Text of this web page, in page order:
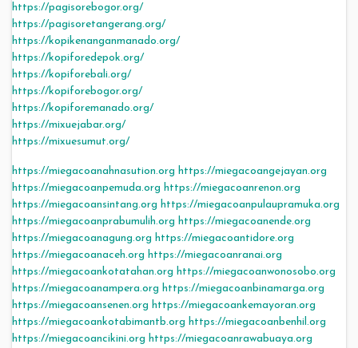
https://pagisorebogor.org/
https://pagisoretangerang.org/
https://kopikenanganmanado.org/
https://kopiforedepok.org/
https://kopiforebali.org/
https://kopiforebogor.org/
https://kopiforemanado.org/
https://mixuejabar.org/
https://mixuesumut.org/
https://miegacoanahnasution.org https://miegacoangejayan.org
https://miegacoanpemuda.org https://miegacoanrenon.org
https://miegacoansintang.org https://miegacoanpulaupramuka.org
https://miegacoanprabumulih.org https://miegacoanende.org
https://miegacoanagung.org https://miegacoantidore.org
https://miegacoanaceh.org https://miegacoanranai.org
https://miegacoankotatahan.org https://miegacoanwonosobo.org
https://miegacoanampera.org https://miegacoanbinamarga.org
https://miegacoansenen.org https://miegacoankemayoran.org
https://miegacoankotabimantb.org https://miegacoanbenhil.org
https://miegacoancikini.org https://miegacoanrawabuaya.org